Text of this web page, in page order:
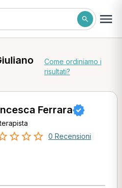
Come ordiniamo i
risultati?
Ferrara
0 Recensioni